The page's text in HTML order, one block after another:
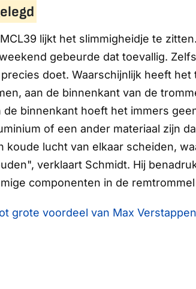
lijkt het slimmigheidje te
gebeurde dat toevallig.
doet. Waarschijnlijk heeft het
aan de binnenkant van de
de binnenkant hoeft het immers
of een ander materiaal zijn
koude lucht van elkaar scheiden,
verklaart Schmidt. Hij
componenten in de
grote voordeel van Max